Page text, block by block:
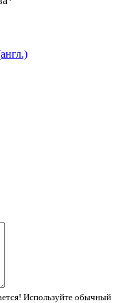
Используйте обычный